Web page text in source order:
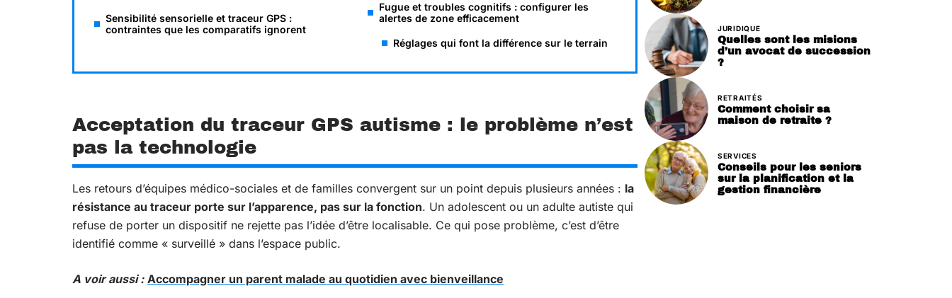
Sensibilité sensorielle et traceur GPS :
contraintes que les comparatifs ignorent
Fugue et troubles cognitifs : configurer les
alertes de zone efficacement
Réglages qui font la différence sur le terrain
Acceptation du traceur GPS autisme : le problème n’est
pas la technologie
Les retours d’équipes médico-sociales et de familles convergent sur un point depuis plusieurs années : la
résistance au traceur porte sur l’apparence, pas sur la fonction. Un adolescent ou un adulte autiste qui
refuse de porter un dispositif ne rejette pas l’idée d’être localisable. Ce qui pose problème, c’est d’être
identifié comme « surveillé » dans l’espace public.
A voir aussi : Accompagner un parent malade au quotidien avec bienveillance
JURIDIQUE
Quelles sont les misions
d’un avocat de succession
?
RETRAITÉS
Comment choisir sa
maison de retraite ?
SERVICES
Conseils pour les seniors
sur la planification et la
gestion financière